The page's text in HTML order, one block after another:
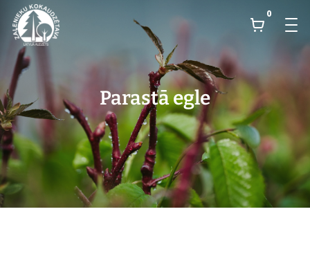
0
Parastā egle